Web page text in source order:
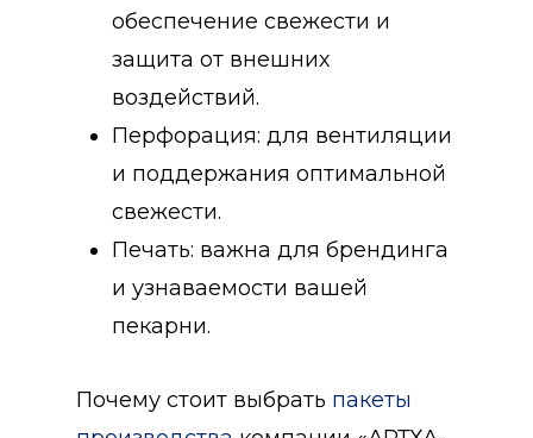
обеспечение свежести и
защита от внешних
воздействий.
Перфорация: для вентиляции
и поддержания оптимальной
свежести.
Печать: важна для брендинга
и узнаваемости вашей
пекарни.
Почему стоит выбрать пакеты